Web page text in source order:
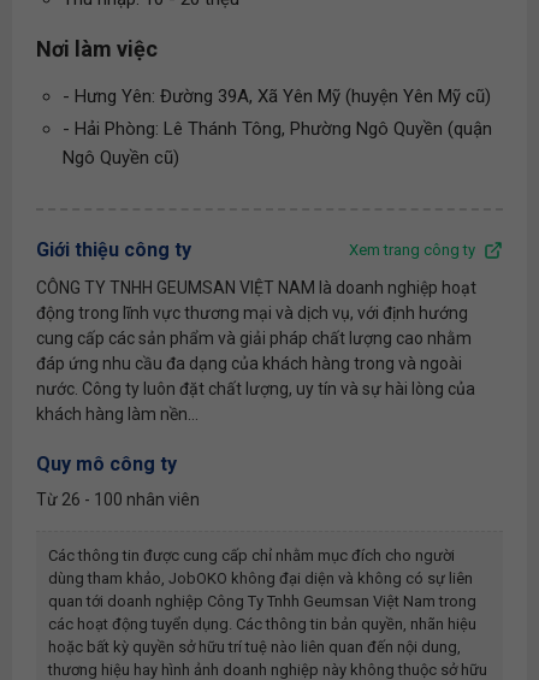
Nơi làm việc
- Hưng Yên: Đường 39A, Xã Yên Mỹ (huyện Yên Mỹ cũ)
- Hải Phòng: Lê Thánh Tông, Phường Ngô Quyền (quận
Ngô Quyền cũ)
Giới thiệu công ty Xem trang công ty
CÔNG TY TNHH GEUMSAN VIỆT NAM là doanh nghiệp hoạt
động trong lĩnh vực thương mại và dịch vụ, với định hướng
cung cấp các sản phẩm và giải pháp chất lượng cao nhằm
đáp ứng nhu cầu đa dạng của khách hàng trong và ngoài
nước. Công ty luôn đặt chất lượng, uy tín và sự hài lòng của
khách hàng làm nền...
Quy mô công ty
Từ 26 - 100 nhân viên
Các thông tin được cung cấp chỉ nhằm mục đích cho người
dùng tham khảo, JobOKO không đại diện và không có sự liên
quan tới doanh nghiệp Công Ty Tnhh Geumsan Việt Nam trong
các hoạt động tuyển dụng. Các thông tin bản quyền, nhãn hiệu
hoặc bất kỳ quyền sở hữu trí tuệ nào liên quan đến nội dung,
thương hiệu hay hình ảnh doanh nghiệp này không thuộc sở hữu